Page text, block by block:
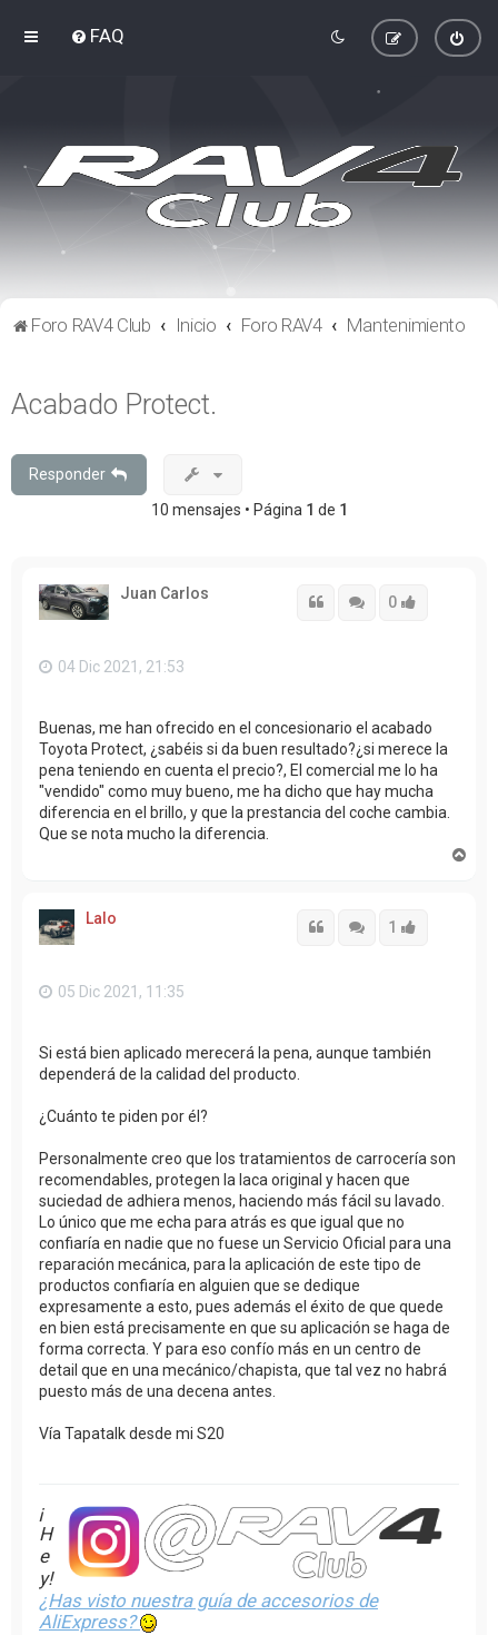
FAQ
Foro RAV4 Club Inicio Foro RAV4 Mantenimiento
Acabado Protect.
Responder
10 mensajes • Página 1 de 1
Juan Carlos Citar 0
Citar
04 Dic 2021, 21:53
Buenas, me han ofrecido en el concesionario el acabado
Toyota Protect, ¿sabéis si da buen resultado?¿si merece la
pena teniendo en cuenta el precio?, El comercial me lo ha
"vendido" como muy bueno, me ha dicho que hay mucha
diferencia en el brillo, y que la prestancia del coche cambia.
Que se nota mucho la diferencia.
Lalo Citar 1
Citar
05 Dic 2021, 11:35
Si está bien aplicado merecerá la pena, aunque también
dependerá de la calidad del producto.
¿Cuánto te piden por él?
Personalmente creo que los tratamientos de carrocería son
recomendables, protegen la laca original y hacen que
suciedad de adhiera menos, haciendo más fácil su lavado.
Lo único que me echa para atrás es que igual que no
confiaría en nadie que no fuese un Servicio Oficial para una
reparación mecánica, para la aplicación de este tipo de
productos confiaría en alguien que se dedique
expresamente a esto, pues además el éxito de que quede
en bien está precisamente en que su aplicación se haga de
forma correcta. Y para eso confío más en un centro de
detail que en una mecánico/chapista, que tal vez no habrá
puesto más de una decena antes.
Vía Tapatalk desde mi S20
¡
H
e
y!
¿Has visto nuestra guía de accesorios de
AliExpress?